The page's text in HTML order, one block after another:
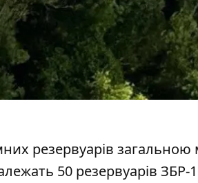
резервуарів загальною
50 резервуарів ЗБР-